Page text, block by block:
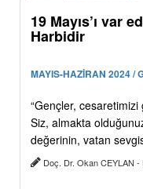
19 Mayıs’ı var
Harbidir
MAYIS-HAZİRAN 2024 /
“Gençler,
Siz, almakta
değerinin, vatan
Doç. Dr. Okan CEYLAN -